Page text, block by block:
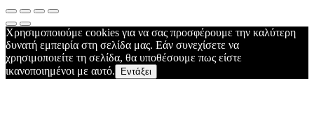
Χρησιμοποιούμε cookies για να σας προσφέρουμε την καλύτερη
δυνατή εμπειρία στη σελίδα μας. Εάν συνεχίσετε να
χρησιμοποιείτε τη σελίδα, θα υποθέσουμε πως είστε
ικανοποιημένοι με αυτό.
Εντάξει